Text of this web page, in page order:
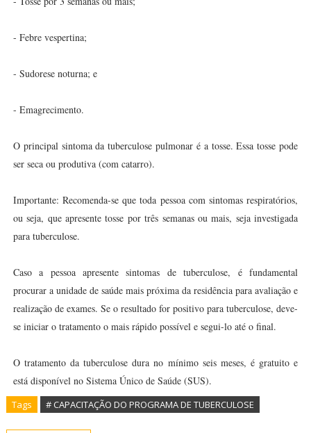
- Febre vespertina;
- Sudorese noturna; e
- Emagrecimento.
O principal sintoma da tuberculose pulmonar é a tosse. Essa tosse pode
ser seca ou produtiva (com catarro).
Importante: Recomenda-se que toda pessoa com sintomas respiratórios,
ou seja, que apresente tosse por três semanas ou mais, seja investigada
para tuberculose.
Caso a pessoa apresente sintomas de tuberculose, é fundamental
procurar a unidade de saúde mais próxima da residência para avaliação e
realização de exames. Se o resultado for positivo para tuberculose, deve-
se iniciar o tratamento o mais rápido possível e segui-lo até o final.
O tratamento da tuberculose dura no mínimo seis meses, é gratuito e
está disponível no Sistema Único de Saúde (SUS).
Tags # CAPACITAÇÃO DO PROGRAMA DE TUBERCULOSE